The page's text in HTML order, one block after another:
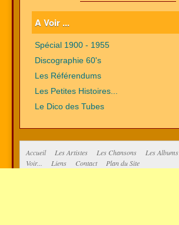
A Voir ...
Spécial 1900 - 1955
Discographie 60's
Les Référendums
Les Petites Histoires...
Le Dico des Tubes
Accueil Les Artistes Les Chansons Les Albums
Voir...
Liens Contact Plan du Site